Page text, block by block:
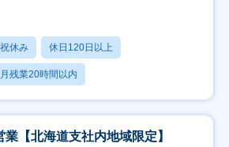
休み 休日120日以上
月残業20時間以内
【北海道支社内地域限定】